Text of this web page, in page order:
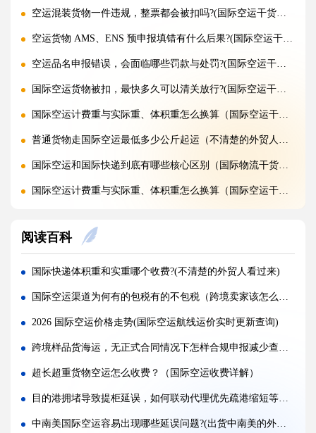
空运混装货物一件违规，整票都会被扣吗?(国际空运干货知识分享)
空运货物 AMS、ENS 预申报填错有什么后果?(国际空运干货知识分享)
空运品名申报错误，会面临哪些罚款与处罚?(国际空运干货知识分享)
国际空运货物被扣，最快多久可以清关放行?(国际空运干货知识分享)
国际空运计费重与实际重、体积重怎么换算（国际空运干货知识分享）
普通货物走国际空运最低多少公斤起运（不清楚的外贸人看过来）
国际空运和国际快递到底有哪些核心区别（国际物流干货知识分享）
国际空运计费重与实际重、体积重怎么换算（国际空运干货知识分享）
如何查询国际快递实时物流轨迹?(国际快递干货知识分享)
国际快递关税收取标准是什么，多少金额免税?(国际快递干货知识分享)
国际快递为什么越重单价越便宜?(国际空运干货知识分享)
第一次寄国际快递，详细流程步骤是什么（国际快递干货知识分享）
国际快递时效一般多久，最快几天能送达（国际快递时效详解）
国际快递一般包含哪些运输环节（国际快递干货知识分享）
品名申报错误，空运货物会面临什么处罚?(外贸人请注意)
欧美海关严查，空运货物怎样降低扣关概率?(国际空运干货知识分享)
阅读百科
国际快递体积重和实重哪个收费?(不清楚的外贸人看过来)
国际空运渠道为何有的包税有的不包税（跨境卖家该怎么站队选择）
2026 国际空运价格走势(国际空运航线运价实时更新查询)
跨境样品货海运，无正式合同情况下怎样合规申报减少查验（跨境物流干货知识分享）
超长超重货物空运怎么收费？（国际空运收费详解）
目的港拥堵导致提柜延误，如何联动代理优先疏港缩短等待（国际海运干货知识分享）
中南美国际空运容易出现哪些延误问题?(出货中南美的外贸人看过来)